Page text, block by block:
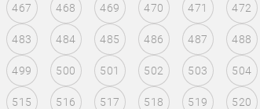
467 468 469 470 471 472
483 484 485 486 487 488
499 500 501 502 503 504
515 516 517 518 519 520